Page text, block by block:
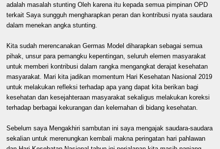
adalah masalah stunting Oleh karena itu kepada semua pimpinan OPD
terkait Saya sungguh mengharapkan peran dan kontribusi nyata saudara
dalam menekan angka stunting.
Kita sudah merencanakan Germas Model diharapkan sebagai semua
pihak, unsur para pemangku kepentingan, seluruh elemen masyarakat
untuk memberi kontribusi dalam rangka mengangkat derajat kesehatan
masyarakat. Mari kita jadikan momentum Hari Kesehatan Nasional 2019
untuk melakukan refleksi terhadap apa yang dapat kita berikan bagi
kesehatan dan kesejahteraan masyarakat sekaligus melakukan koreksi
terhadap berbagai kekurangan dan kelemahan di bidang kesehatan.
Sebelum saya Mengakhiri sambutan ini saya mengajak saudara-saudara
sekalian untuk merenungkan kembali makna peringatan hari pahlawan